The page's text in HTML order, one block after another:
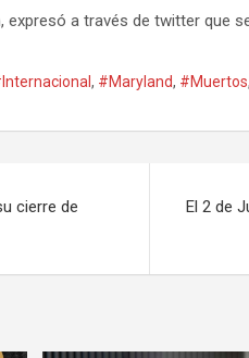
expresó a través de twitter que
, #Maryland, #Muertos,
cierre de
El 2 de